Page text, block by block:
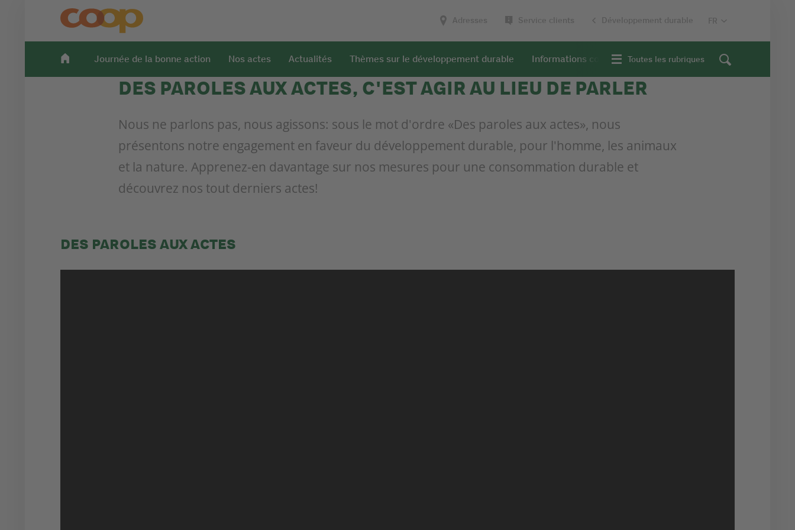
Adresses Service clients Développement durable
Journée de la bonne action Nos actes Actualités Thèmes sur le développement durable Informations contextuellesToutes les rubriques
DES PAROLES AUX ACTES, C'EST AGIR AU LIEU DE PARLER
Nous ne parlons pas, nous agissons: sous le mot d'ordre «Des paroles aux actes», nous
présentons notre engagement en faveur du développement durable, pour l'homme, les animaux
et la nature. Apprenez-en davantage sur nos mesures pour une consommation durable et
découvrez nos tout derniers actes!
DES PAROLES AUX ACTES